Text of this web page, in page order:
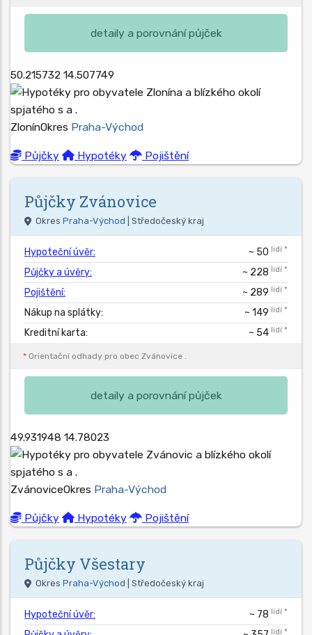
detaily a porovnání půjček
50.215732 14.507749
ZlonínOkres Praha-Východ
Půjčky Hypotéky Pojištění
Půjčky Zvánovice
Okres Praha-Východ | Středočeský kraj
Hypoteční úvěr: ~ 50 lidí *
Půjčky a úvěry: ~ 228 lidí *
Pojištění: ~ 289 lidí *
Nákup na splátky: ~ 149 lidí *
Kreditní karta: ~ 54 lidí *
* Orientační odhady pro obec Zvánovice .
detaily a porovnání půjček
49.931948 14.78023
ZvánoviceOkres Praha-Východ
Půjčky Hypotéky Pojištění
Půjčky Všestary
Okres Praha-Východ | Středočeský kraj
Hypoteční úvěr: ~ 78 lidí *
lidí *